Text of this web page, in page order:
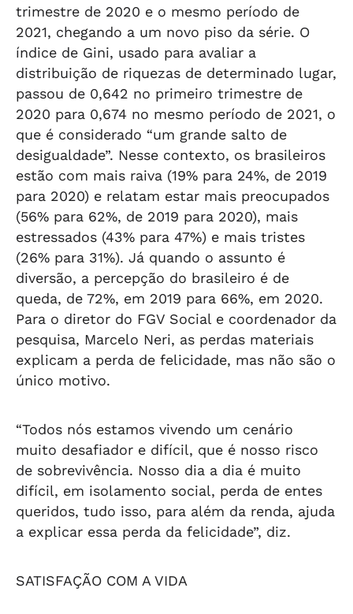
trimestre de 2020 e o mesmo período de
2021, chegando a um novo piso da série. O
índice de Gini, usado para avaliar a
distribuição de riquezas de determinado lugar,
passou de 0,642 no primeiro trimestre de
2020 para 0,674 no mesmo período de 2021, o
que é considerado “um grande salto de
desigualdade”. Nesse contexto, os brasileiros
estão com mais raiva (19% para 24%, de 2019
para 2020) e relatam estar mais preocupados
(56% para 62%, de 2019 para 2020), mais
estressados (43% para 47%) e mais tristes
(26% para 31%). Já quando o assunto é
diversão, a percepção do brasileiro é de
queda, de 72%, em 2019 para 66%, em 2020.
Para o diretor do FGV Social e coordenador da
pesquisa, Marcelo Neri, as perdas materiais
explicam a perda de felicidade, mas não são o
único motivo.
“Todos nós estamos vivendo um cenário
muito desafiador e difícil, que é nosso risco
de sobrevivência. Nosso dia a dia é muito
difícil, em isolamento social, perda de entes
queridos, tudo isso, para além da renda, ajuda
a explicar essa perda da felicidade”, diz.
SATISFAÇÃO COM A VIDA